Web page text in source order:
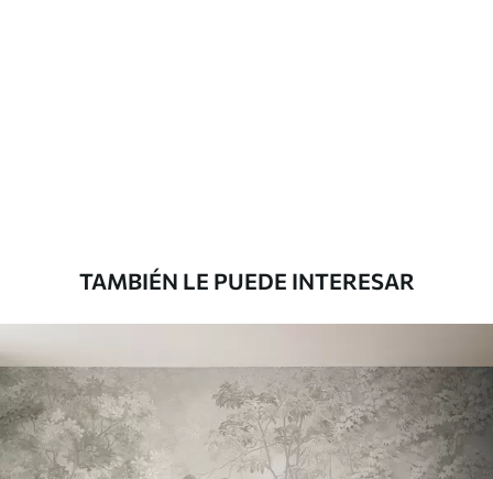
Vinilo Premium
1990.001194.00$U/m²
TAMBIÉN LE PUEDE INTERESAR